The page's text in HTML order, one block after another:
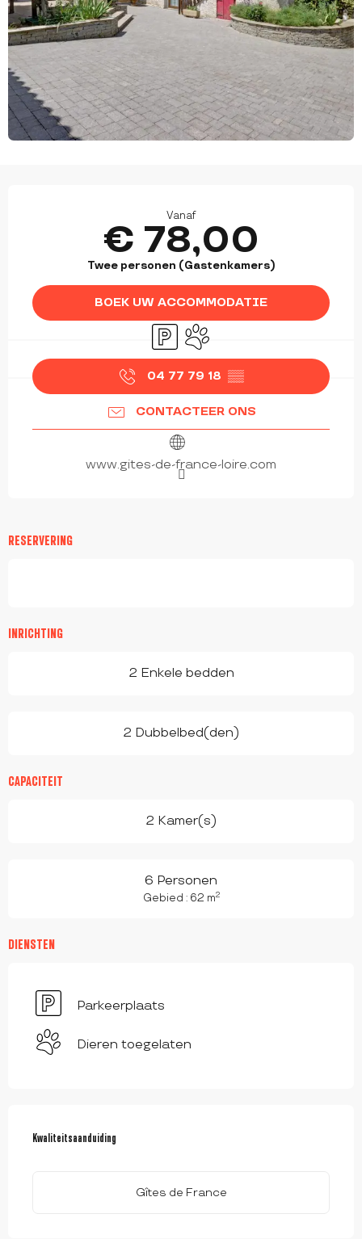
Vanaf
€ 78,00
Twee personen (Gastenkamers)
BOEK UW ACCOMMODATIE
Parkeerplaats
Dieren toegelaten
04 77 79 18 ▒▒
CONTACTEER ONS
www.gites-de-france-loire.com
RESERVERING
INRICHTING
2 Enkele bedden
2 Dubbelbed(den)
CAPACITEIT
2 Kamer(s)
6 Personen
Gebied : 62 m2
DIENSTEN
Parkeerplaats
Dieren toegelaten
Kwaliteitsaanduiding
Kwaliteitsaanduiding
Gîtes de France